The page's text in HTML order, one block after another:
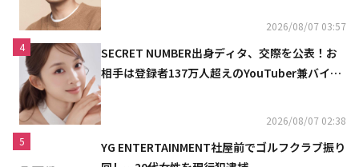
2026/08/07 03:57
4
SECRET NUMBER出身ディタ、交際を公表！お
相手は登録者137万人超えのYouTuber兼バイオ
2026/08/07 02:38
5
YG ENTERTAINMENT社屋前でゴルフクラブ振り